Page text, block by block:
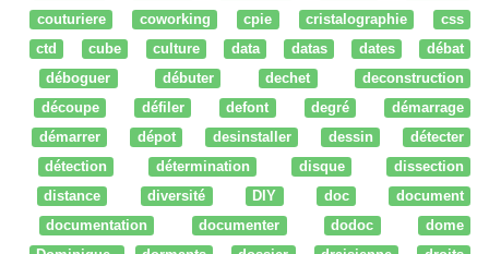
couturiere
coworking cpie cristalographie
css
ctd
cube culture data datas dates
débat
déboguer
débuter dechet
deconstruction
découpe
défiler defont degré
démarrage
démarrer
dépot desinstaller dessin
détecter
détection
détermination disque
dissection
distance
diversité DIY doc
document
documentation
documenter dodoc
dome